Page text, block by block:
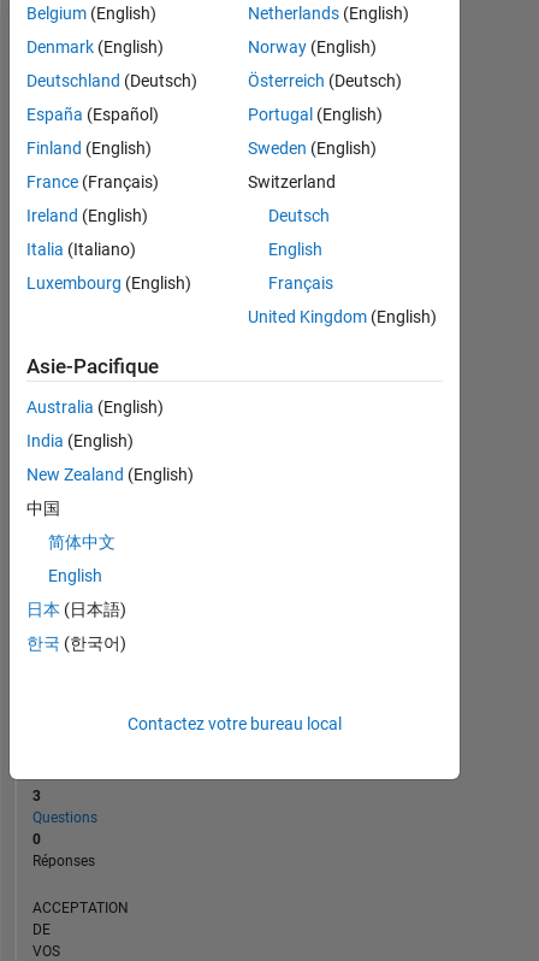
Tableau de bord
Statistiques
MATLAB Answers
CONTRIBUTIONS
-2
-1 2
3
02/22
08/22
02/23
08/23
08/24
02/25
08/25
08/26
09/22
04/23
11/23
06/24
01/25
03/26
RANG
of
302
3
Questions
0
Réponses
ACCEPTATION
DE
VOS
Belgium (English)
Denmark (English)
Deutschland (Deutsch)
España (Español)
Finland (English)
France (Français)
Ireland (English)
Italia (Italiano)
Luxembourg (English)
Netherlands(English)
Norway(English)
Österreich (Deutsch)
Portugal (English)
Sweden (English)
Switzerland
Deutsch
English
Français
United Kingdom(English)
Asie-Pacifique
Australia (English)
India (English)
New Zealand (English)
中国
简体中文
English
日本 (日本語)
한국 (한국어)
Contactez votre bureau local